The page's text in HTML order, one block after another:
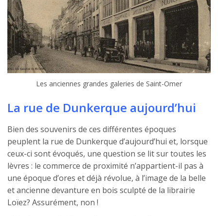
Les anciennes grandes galeries de Saint-Omer
La rue de Dunkerque aujourd’hui
Bien des souvenirs de ces différentes époques
peuplent la rue de Dunkerque d’aujourd’hui et, lorsque
ceux-ci sont évoqués, une question se lit sur toutes les
lèvres : le commerce de proximité n’appartient-il pas à
une époque d’ores et déjà révolue, à l’image de la belle
et ancienne devanture en bois sculpté de la librairie
Loïez? Assurément, non !